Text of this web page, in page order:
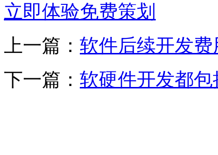
立即体验免费策划
上一篇： 软件后续开发
下一篇： 软硬件开发都